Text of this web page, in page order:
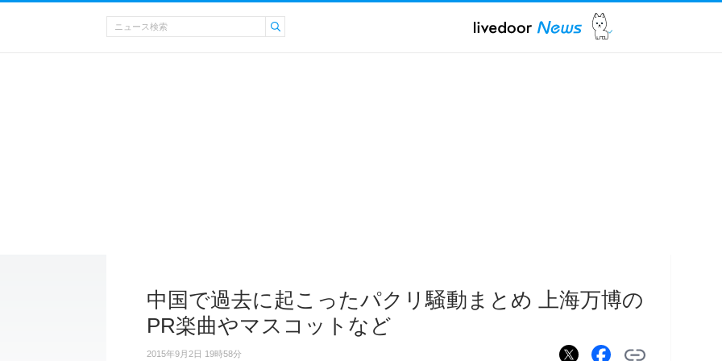
中国で過去に起こったパクリ騒動まとめ 上海万博の
PR楽曲やマスコットなど
2015年9月2日 19時58分